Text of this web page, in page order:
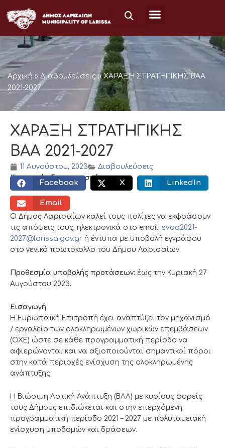
στο
περιεχόμενο
Αρχική » Διαβουλεύσεις»ΧΑΡΑΞΗ ΣΤΡΑΤΗΓΙΚΗΣ ΒΑΑ
2021-2027
ΧΑΡΑΞΗ ΣΤΡΑΤΗΓΙΚΗΣ
ΒΑΑ 2021-2027
11 Αυγούστου, 2023
Διαβουλεύσεις
Κοινωνικός διαμοιρασμός:
Facebook X LinkedIn
Email
Ο Δήμος Λαρισαίων καλεί τους πολίτες να εκφράσουν
τις απόψεις τους, ηλεκτρονικά στο email: svaa2021-
2027@larissa.gov.gr ή έντυπα με υποβολή εγγράφου
στο γενικό πρωτόκολλο του Δήμου Λαρισαίων.
Προθεσμία υποβολής προτάσεων: έως την Κυριακή 27
Αυγούστου 2023.
Εισαγωγή
Η Ευρωπαϊκή Επιτροπή έχει αναπτύξει τον μηχανισμό
/ εργαλείο των ολοκληρωμένων χωρικών επεμβάσεων
(ΟΧΕ) ώστε σε κάθε προγραμματική περίοδο να
αφιερώνονται και να αξιοποιούνται σημαντικοί πόροι
στην κατά περιοχές ενίσχυση της ολοκληρωμένης
ανάπτυξης.
Η Βιώσιμη Αστική Ανάπτυξη (ΒΑΑ) με κυρίους φορείς
τους Δήμους επιδιώκεται και στην επερχόμενη
προγραμματική περίοδο 2021 – 2027 με πολυταμειακή
ενίσχυση υποδομών και δράσεων.